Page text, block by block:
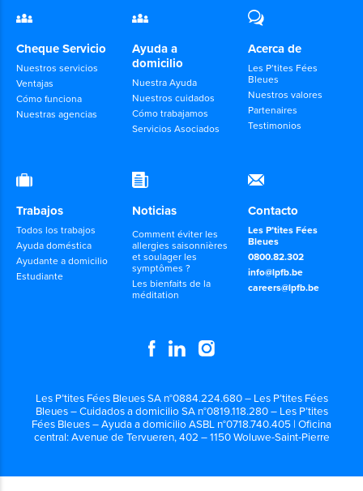
Cheque Servicio
Nuestros servicios
Ventajas
Cómo funciona
Nuestras agencias
Ayuda a
domicilio
Nuestra Ayuda
Nuestros cuidados
Cómo trabajamos
Servicios Asociados
Acerca de
Les P’tites Fées
Bleues
Nuestros valores
Partenaires
Testimonios
Trabajos
Todos los trabajos
Ayuda doméstica
Ayudante a domicilio
Estudiante
Noticias
Comment éviter les
allergies saisonnières
et soulager les
symptômes ?
Les bienfaits de la
méditation
Contacto
Les P’tites Fées
Bleues
0800.82.302
info@lpfb.be
careers@lpfb.be
Les P’tites Fées Bleues SA n°0884.224.680 – Les P’tites Fées
Bleues – Cuidados a domicilio SA n°0819.118.280 – Les P’tites
Fées Bleues – Ayuda a domicilio ASBL n°0718.740.405 | Oficina
central: Avenue de Tervueren, 402 – 1150 Woluwe-Saint-Pierre